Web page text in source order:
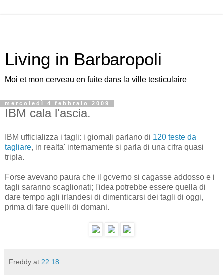
Living in Barbaropoli
Moi et mon cerveau en fuite dans la ville testiculaire
mercoledì 4 febbraio 2009
IBM cala l'ascia.
IBM ufficializza i tagli: i giornali parlano di 120 teste da
tagliare, in realta' internamente si parla di una cifra quasi
tripla.
Forse avevano paura che il governo si cagasse addosso e i
tagli saranno scaglionati; l'idea potrebbe essere quella di
dare tempo agli irlandesi di dimenticarsi dei tagli di oggi,
prima di fare quelli di domani.
Freddy at 22:18